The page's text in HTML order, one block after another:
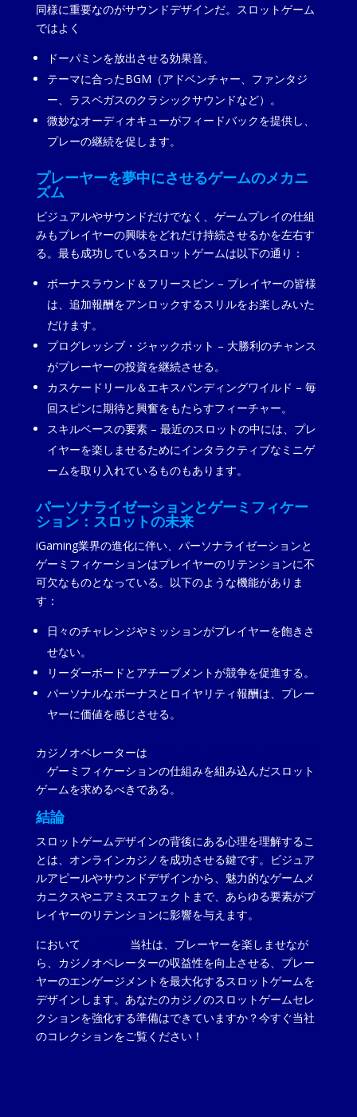
同様に重要なのがサウンドデザインだ。スロットゲーム
ではよく
ドーパミンを放出させる効果音。
テーマに合ったBGM（アドベンチャー、ファンタジ
ー、ラスベガスのクラシックサウンドなど）。
微妙なオーディオキューがフィードバックを提供し、
プレーの継続を促します。
プレーヤーを夢中にさせるゲームのメカニ
ズム
ビジュアルやサウンドだけでなく、ゲームプレイの仕組
みもプレイヤーの興味をどれだけ持続させるかを左右す
る。最も成功しているスロットゲームは以下の通り：
ボーナスラウンド＆フリースピン – プレイヤーの皆様
は、追加報酬をアンロックするスリルをお楽しみいた
だけます。
プログレッシブ・ジャックポット – 大勝利のチャンス
がプレーヤーの投資を継続させる。
カスケードリール＆エキスパンディングワイルド – 毎
回スピンに期待と興奮をもたらすフィーチャー。
スキルベースの要素 – 最近のスロットの中には、プレ
イヤーを楽しませるためにインタラクティブなミニゲ
ームを取り入れているものもあります。
パーソナライゼーションとゲーミフィケー
ション：スロットの未来
iGaming業界の進化に伴い、パーソナライゼーションと
ゲーミフィケーションはプレイヤーのリテンションに不
可欠なものとなっている。以下のような機能がありま
す：
日々のチャレンジやミッションがプレイヤーを飽きさ
せない。
リーダーボードとアチーブメントが競争を促進する。
パーソナルなボーナスとロイヤリティ報酬は、プレー
ヤーに価値を感じさせる。
カジノオペレーターは
ゲーミフィケーションの仕組みを組み込んだスロット
ゲームを求めるべきである。
結論
スロットゲームデザインの背後にある心理を理解するこ
とは、オンラインカジノを成功させる鍵です。ビジュア
ルアピールやサウンドデザインから、魅力的なゲームメ
カニクスやニアミスエフェクトまで、あらゆる要素がプ
レイヤーのリテンションに影響を与えます。
において
当社は、プレーヤーを楽しませなが
ら、カジノオペレーターの収益性を向上させる、プレー
ヤーのエンゲージメントを最大化するスロットゲームを
デザインします。あなたのカジノのスロットゲームセレ
クションを強化する準備はできていますか？今すぐ当社
のコレクションをご覧ください！